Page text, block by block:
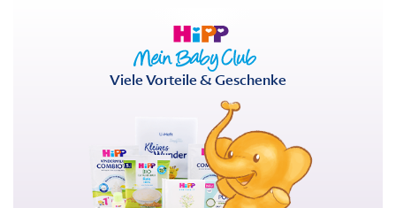
Viele Vorteile & Geschenke